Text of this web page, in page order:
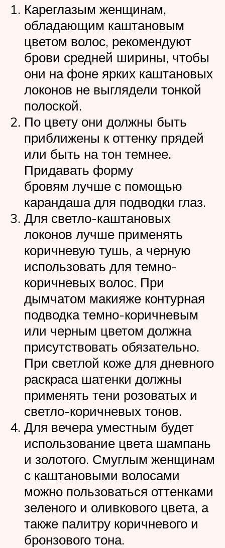
Кареглазым женщинам,
обладающим каштановым
цветом волос, рекомендуют
брови средней ширины, чтобы
они на фоне ярких каштановых
локонов не выглядели тонкой
полоской.
По цвету они должны быть
приближены к оттенку прядей
или быть на тон темнее.
Придавать форму
бровям лучше с помощью
карандаша для подводки глаз.
Для светло-каштановых
локонов лучше применять
коричневую тушь, а черную
использовать для темно-
коричневых волос. При
дымчатом макияже контурная
подводка темно-коричневым
или черным цветом должна
присутствовать обязательно.
При светлой коже для дневного
раскраса шатенки должны
применять тени розоватых и
светло-коричневых тонов.
Для вечера уместным будет
использование цвета шампань
и золотого. Смуглым женщинам
с каштановыми волосами
можно пользоваться оттенками
зеленого и оливкового цвета, а
также палитру коричневого и
бронзового тона.